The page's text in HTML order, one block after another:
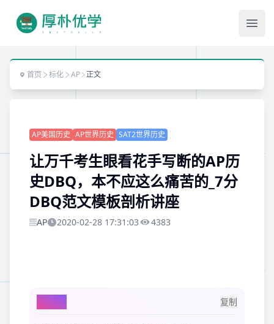
首页 标化 AP 正文
AP美国历史 AP世界历史 SAT2世界历史
让万千考生眼看花手写断的AP历
史DBQ，本不应这么痛苦的_7分
DBQ范文模板剖析讲座
AP 2020-02-28 17:31:03 4383
AI总结 复制